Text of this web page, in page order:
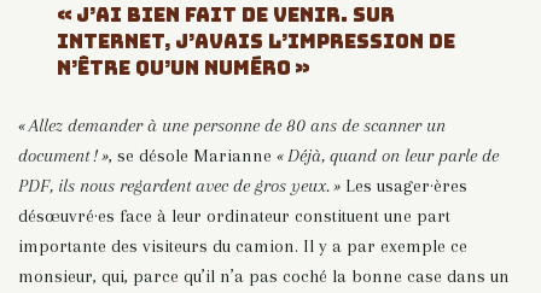
« J’AI BIEN FAIT DE VENIR. SUR
INTERNET, J’AVAIS L’IMPRESSION DE
N’ÊTRE QU’UN NUMÉRO »
« Allez demander à une personne de 80 ans de scanner un
document ! », se désole Marianne « Déjà, quand on leur parle de
PDF, ils nous regardent avec de gros yeux. » Les usager·ères
désœuvré·es face à leur ordinateur constituent une part
importante des visiteurs du camion. Il y a par exemple ce
monsieur, qui, parce qu’il n’a pas coché la bonne case dans un